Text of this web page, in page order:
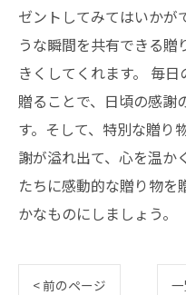
ゼントしてみてはいかが
うな瞬間を共有できる
きくしてくれます。 毎
贈ることで、日頃の感謝
す。そして、特別な贈り
謝が溢れ出て、心を温か
たちに感動的な贈り物を
かなものにしましょう。
< 前のページ